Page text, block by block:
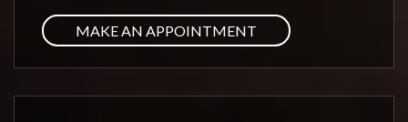
MAKE AN APPOINTMENT